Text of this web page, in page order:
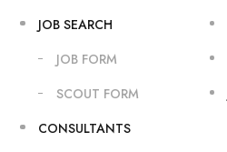
JOB SEARCH
JOB FORM
SCOUT FORM
CONSULTANTS